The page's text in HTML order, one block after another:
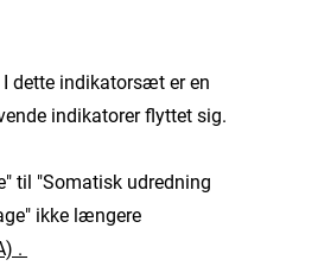
dette indikatorsæt er en
indikatorer flyttet sig.
til "Somatisk udredning
ikke længere
.